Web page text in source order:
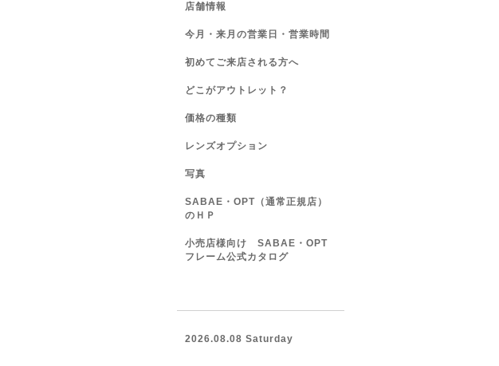
店舗情報
今月・来月の営業日・営業時間
初めてご来店される方へ
どこがアウトレット？
価格の種類
レンズオプション
写真
SABAE・OPT（通常正規店）
のＨＰ
小売店様向け SABAE・OPT
フレーム公式カタログ
2026.08.08 Saturday